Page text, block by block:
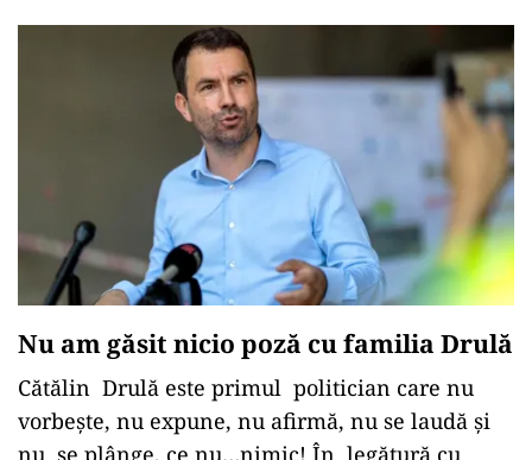
Nu am găsit nicio poză cu familia Drulă
Cătălin Drulă este primul politician care nu
vorbește, nu expune, nu afirmă, nu se laudă și
nu se plânge, ce nu…nimic! În legătură cu